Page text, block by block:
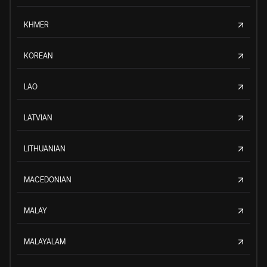
KHMER
KOREAN
LAO
LATVIAN
LITHUANIAN
MACEDONIAN
MALAY
MALAYALAM